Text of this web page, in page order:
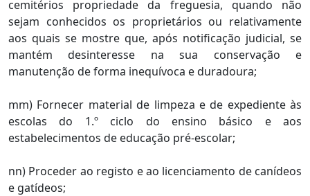
cemitérios propriedade da freguesia, quando não
sejam conhecidos os proprietários ou relativamente
aos quais se mostre que, após notificação judicial, se
mantém desinteresse na sua conservação e
manutenção de forma inequívoca e duradoura;
mm) Fornecer material de limpeza e de expediente às
escolas do 1.º ciclo do ensino básico e aos
estabelecimentos de educação pré-escolar;
nn) Proceder ao registo e ao licenciamento de canídeos
e gatídeos;